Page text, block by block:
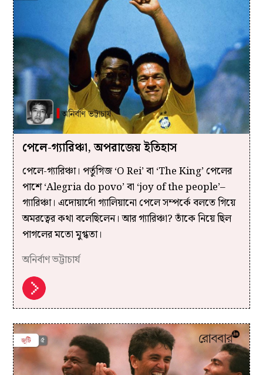
পেলে-গ্যারিঞ্চা, অপরাজেয় ইতিহাস
পেলে-গ্যারিঞ্চা। পর্তুগিজ ‘O Rei’ বা ‘The King’ পেলের
পাশে ‘Alegria do povo’ বা ‘joy of the people’–
গ্যারিঞ্চা। এদোয়ার্দো গ্যালিয়ানো পেলে সম্পর্কে বলতে গিয়ে
অমরত্বের কথা বলেছিলেন। আর গ্যারিঞ্চা? তাঁকে নিয়ে ছিল
পাগলের মতো মুগ্ধতা।
অনির্বাণ ভট্টাচার্য